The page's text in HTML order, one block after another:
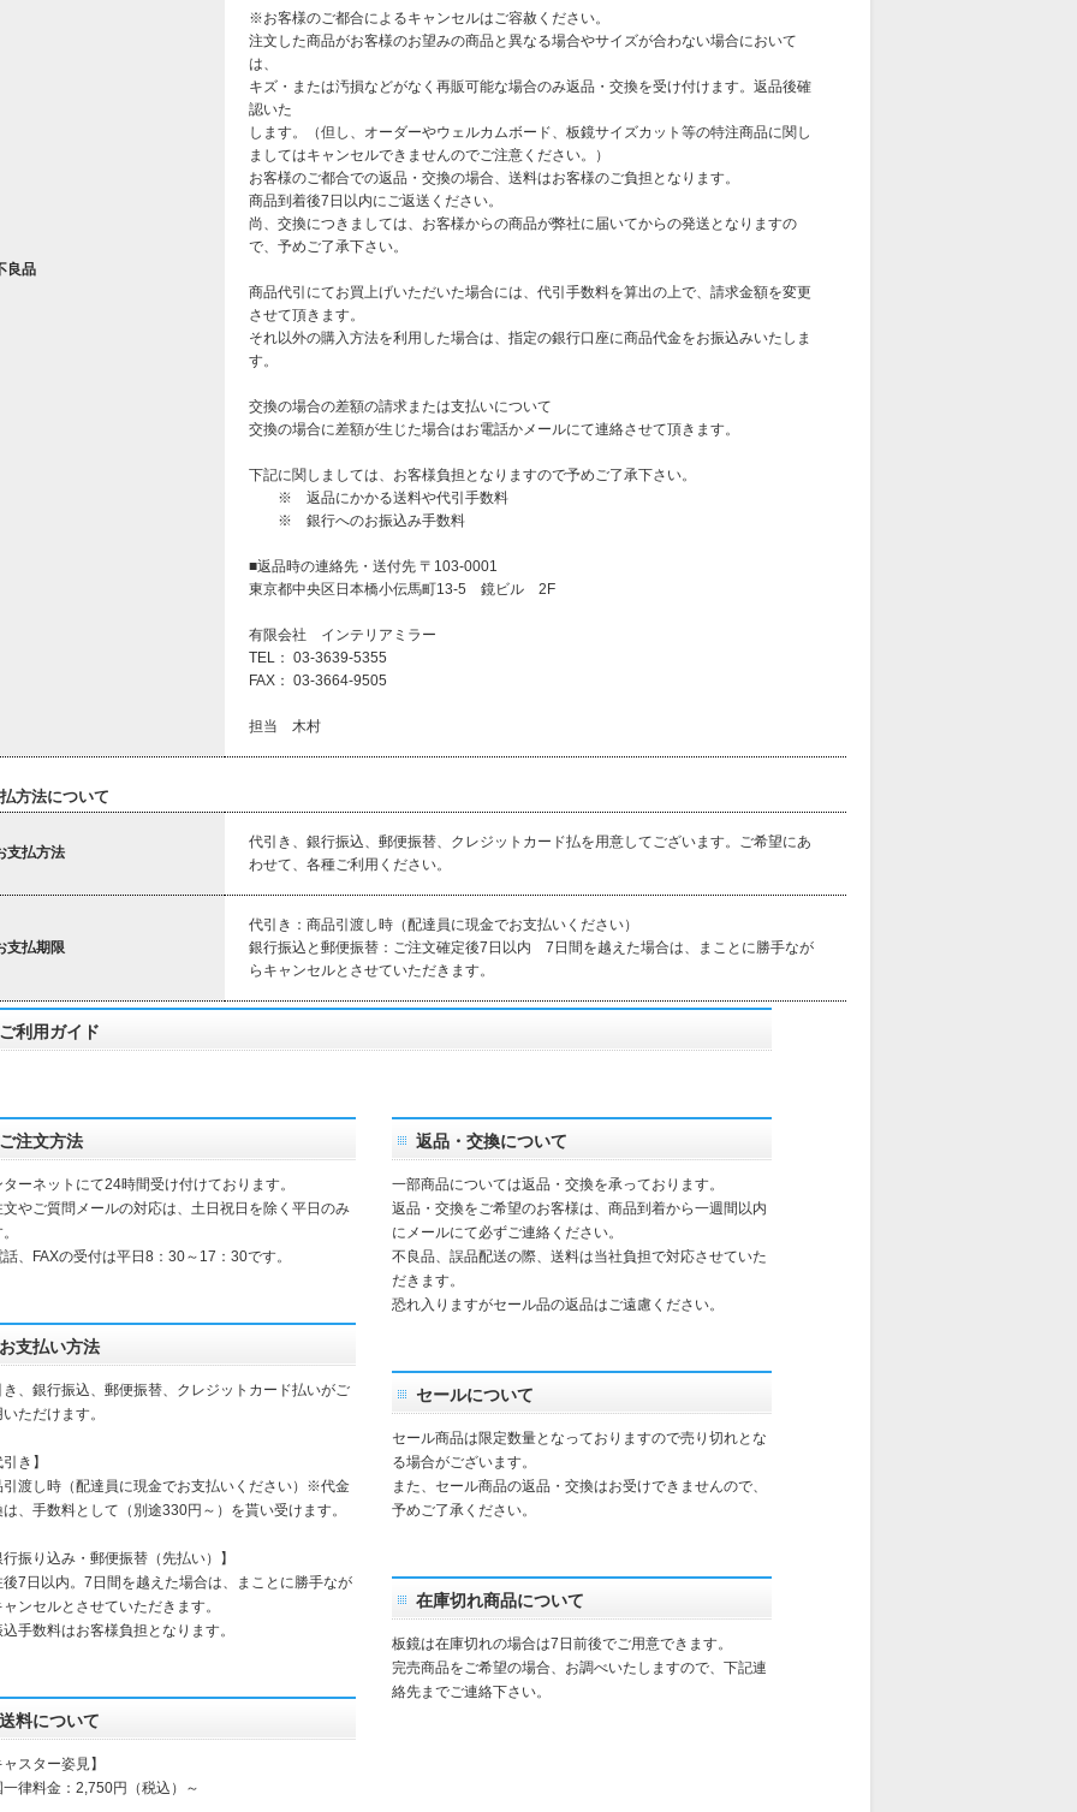
良品
※お客様のご都合によるキャンセルはご容赦ください。
注文した商品がお客様のお望みの商品と異なる場合やサイズが合わない場合において
は、
キズ・または汚損などがなく再販可能な場合のみ返品・交換を受け付けます。返品後確
認いた
します。（但し、オーダーやウェルカムボード、板鏡サイズカット等の特注商品に関し
ましてはキャンセルできませんのでご注意ください。）
お客様のご都合での返品・交換の場合、送料はお客様のご負担となります。
商品到着後7日以内にご返送ください。
尚、交換につきましては、お客様からの商品が弊社に届いてからの発送となりますの
で、予めご了承下さい。
商品代引にてお買上げいただいた場合には、代引手数料を算出の上で、請求金額を変更
させて頂きます。
それ以外の購入方法を利用した場合は、指定の銀行口座に商品代金をお振込みいたしま
す。
交換の場合の差額の請求または支払いについて
交換の場合に差額が生じた場合はお電話かメールにて連絡させて頂きます。
下記に関しましては、お客様負担となりますので予めご了承下さい。
※ 返品にかかる送料や代引手数料
※ 銀行へのお振込み手数料
■返品時の連絡先・送付先 〒103-0001
東京都中央区日本橋小伝馬町13-5 鏡ビル 2F
有限会社 インテリアミラー
TEL： 03-3639-5355
FAX： 03-3664-9505
担当 木村
方法について
支払方法
代引き、銀行振込、郵便振替、クレジットカード払を用意してございます。ご希望にあ
わせて、各種ご利用ください。
支払期限
代引き：商品引渡し時（配達員に現金でお支払いください）
銀行振込と郵便振替：ご注文確定後7日以内 7日間を越えた場合は、まことに勝手なが
らキャンセルとさせていただきます。
ご利用ガイド
ご注文方法
ターネットにて24時間受け付けております。
文やご質問メールの対応は、土日祝日を除く平日のみ
話、FAXの受付は平日8：30～17：30です。
お支払い方法
き、銀行振込、郵便振替、クレジットカード払いがご
ただけます。
き】
引渡し時（配達員に現金でお支払いください）※代金
は、手数料として（別途330円～）を貰い受けます。
振り込み・郵便振替（先払い）】
後7日以内。7日間を越えた場合は、まことに勝手なが
ンセルとさせていただきます。
手数料はお客様負担となります。
送料について
スター姿見】
一律料金：2,750円（税込）～
返品・交換について
一部商品については返品・交換を承っております。
返品・交換をご希望のお客様は、商品到着から一週間以内
にメールにて必ずご連絡ください。
不良品、誤品配送の際、送料は当社負担で対応させていた
だきます。
恐れ入りますがセール品の返品はご遠慮ください。
セールについて
セール商品は限定数量となっておりますので売り切れとな
る場合がございます。
また、セール商品の返品・交換はお受けできませんので、
予めご了承ください。
在庫切れ商品について
板鏡は在庫切れの場合は7日前後でご用意できます。
完売商品をご希望の場合、お調べいたしますので、下記連
絡先までご連絡下さい。